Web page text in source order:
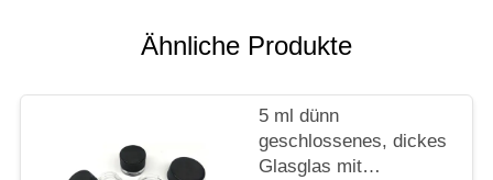
Ähnliche Produkte
5 ml dünn
geschlossenes, dickes
Glasglas mit